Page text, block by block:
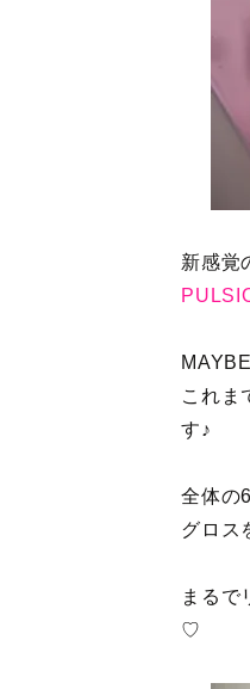
新感覚
これま
す♪
全体の
グロス
まるで
♡